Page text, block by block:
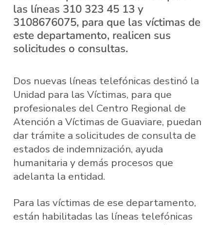
las líneas 310 323 45 13 y
3108676075, para que las víctimas de
este departamento, realicen sus
solicitudes o consultas.
Dos nuevas líneas telefónicas destinó la
Unidad para las Víctimas, para que
profesionales del Centro Regional de
Atención a Víctimas de Guaviare, puedan
dar trámite a solicitudes de consulta de
estados de indemnización, ayuda
humanitaria y demás procesos que
adelanta la entidad.
Para las víctimas de ese departamento,
están habilitadas las líneas telefónicas